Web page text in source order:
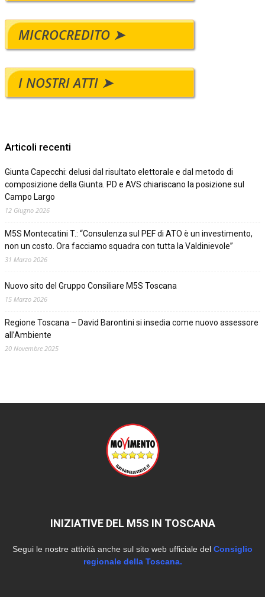
MICROCREDITO ➤
I NOSTRI ATTI ➤
Articoli recenti
Giunta Capecchi: delusi dal risultato elettorale e dal metodo di
composizione della Giunta. PD e AVS chiariscano la posizione sul
Campo Largo
12 Giugno 2026
M5S Montecatini T.: “Consulenza sul PEF di ATO è un investimento,
non un costo. Ora facciamo squadra con tutta la Valdinievole”
31 Marzo 2026
Nuovo sito del Gruppo Consiliare M5S Toscana
15 Marzo 2026
Regione Toscana – David Barontini si insedia come nuovo assessore
all’Ambiente
20 Novembre 2025
INIZIATIVE DEL M5S IN TOSCANA
Segui le nostre attività anche sul sito web ufficiale del Consiglio
regionale della Toscana.